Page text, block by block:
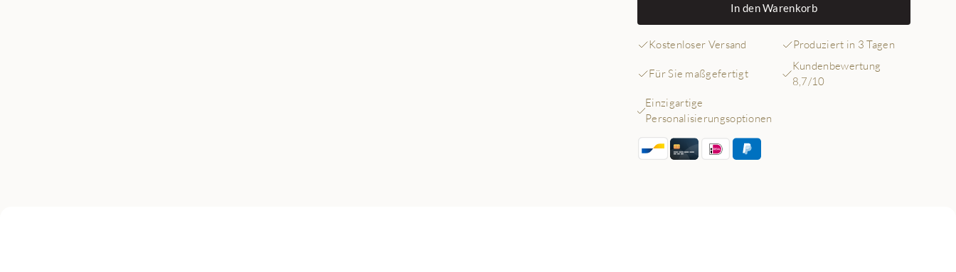
In den Warenkorb
Kostenloser Versand Produziert in 3 Tagen
Für Sie maßgefertigt
Kundenbewertung
8,7/10
Einzigartige
Personalisierungsoptionen